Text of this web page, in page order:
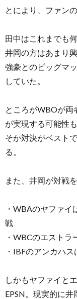
とにより、ファン
田中はこれまでも
井岡の方はあまり
強豪とのビッグマ
していた。
ところがWBOが両
が実現する可能性
そか対決がベスト
る。
また、井岡が対戦
・WBAのヤファ
戦
・WBCのエスト
・IBFのアンカハ
しかもヤファイと
EPSN。現実的に井